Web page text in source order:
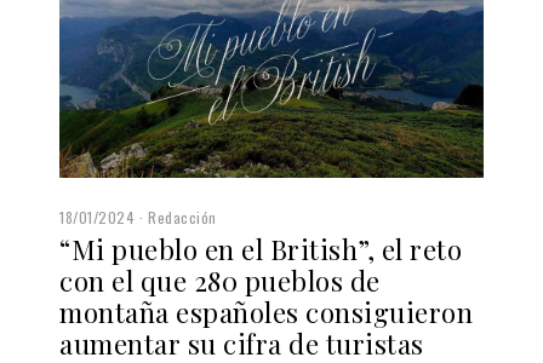
18/01/2024 Redacción
“Mi pueblo en el British”, el reto
con el que 280 pueblos de
montaña españoles consiguieron
aumentar su cifra de turistas